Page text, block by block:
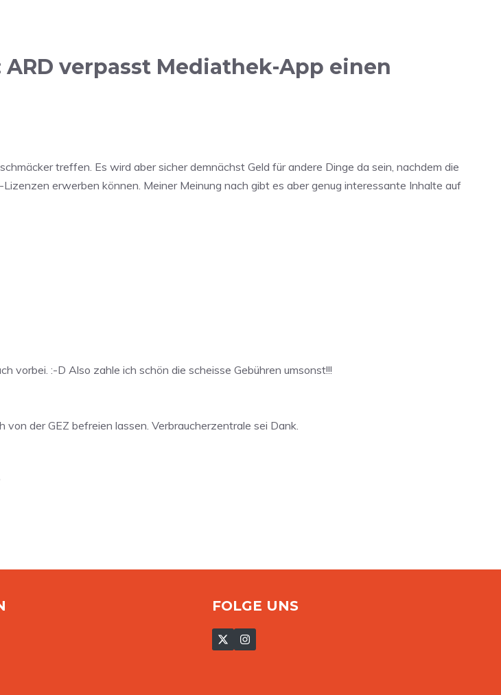
verpasst Mediathek-App einen
treffen. Es wird aber sicher demnächst Geld für andere Dinge da sein, nachdem die
erwerben können. Meiner Meinung nach gibt es aber genug interessante Inhalte auf
vorbei. :-D Also zahle ich schön die scheisse Gebühren umsonst!!!
von der GEZ befreien lassen. Verbraucherzentrale sei Dank.
FOLGE UNS